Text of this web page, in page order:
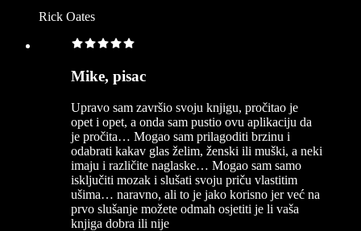
Rick Oates
Mike, pisac
Upravo sam završio svoju knjigu, pročitao je
opet i opet, a onda sam pustio ovu aplikaciju da
je pročita… Mogao sam prilagoditi brzinu i
odabrati kakav glas želim, ženski ili muški, a neki
imaju i različite naglaske… Mogao sam samo
isključiti mozak i slušati svoju priču vlastitim
ušima… naravno, ali to je jako korisno jer već na
prvo slušanje možete odmah osjetiti je li vaša
knjiga dobra ili nije